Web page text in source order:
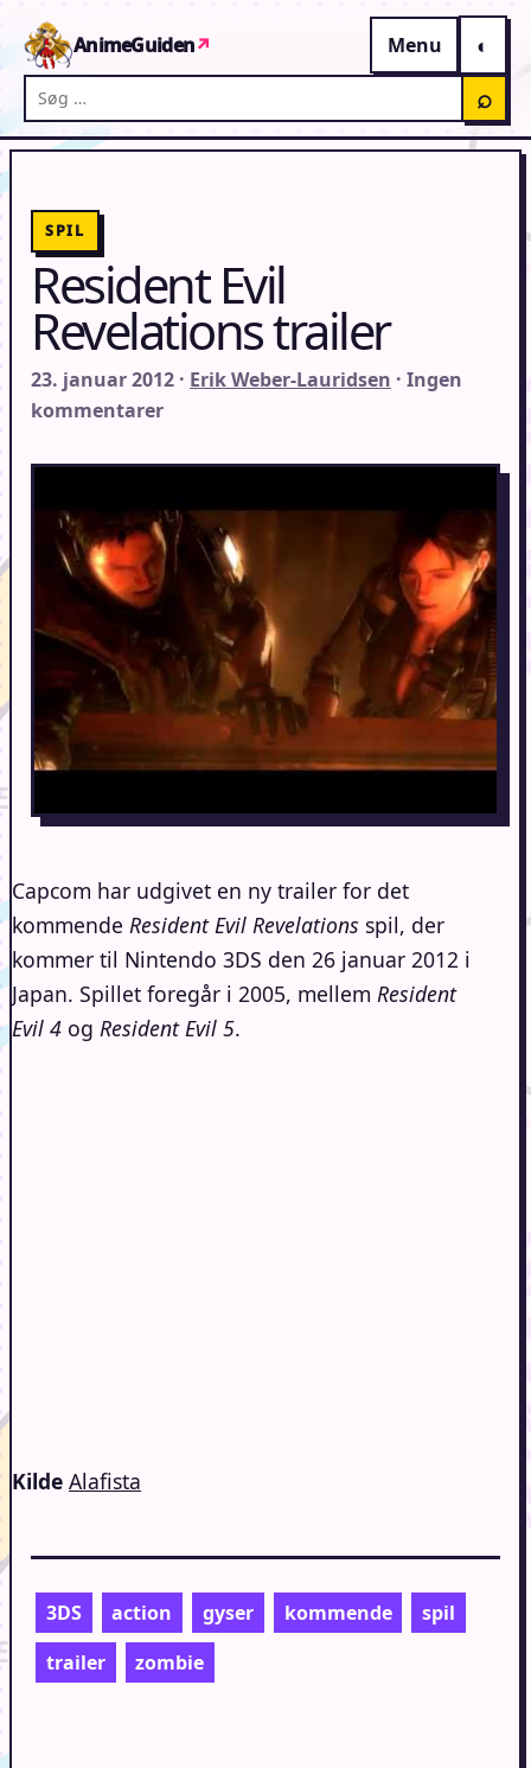
AnimeGuiden↗
Menu
Søg på AnimeGuiden
⌕
SPIL
Resident Evil
Revelations trailer
23. januar 2012 · Erik Weber-Lauridsen · Ingen
kommentarer
Capcom har udgivet en ny trailer for det
kommende Resident Evil Revelations spil, der
kommer til Nintendo 3DS den 26 januar 2012 i
Japan. Spillet foregår i 2005, mellem Resident
Evil 4 og Resident Evil 5.
Kilde Alafista
3DS action gyser kommende
spil
trailer
zombie